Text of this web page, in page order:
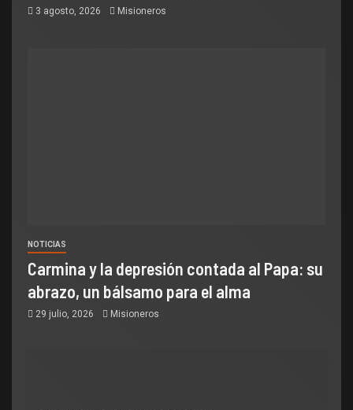
3 agosto, 2026 Misioneros
NOTICIAS
Carmina y la depresión contada al Papa: su
abrazo, un bálsamo para el alma
29 julio, 2026 Misioneros